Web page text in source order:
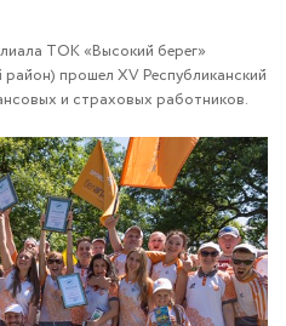
ТОК «Высокий берег»
прошел XV Республиканский
и страховых работников.